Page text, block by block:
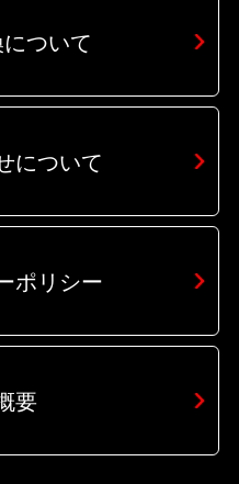
ついて
について
ポリシー
要